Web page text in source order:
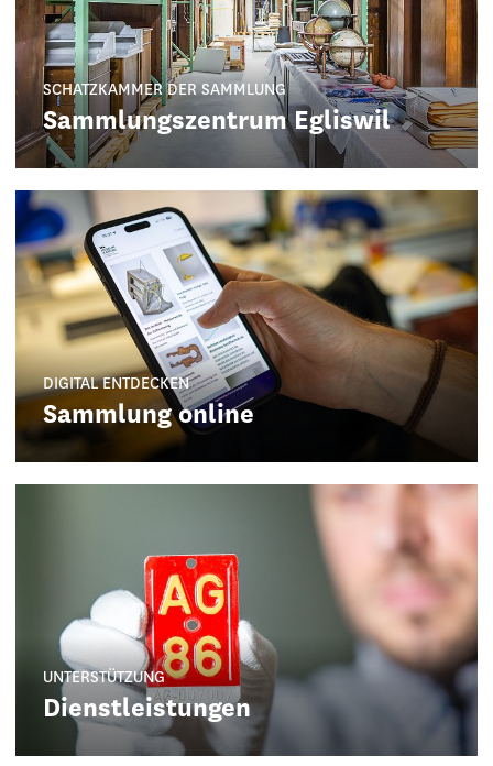
SCHATZKAMMER DER SAMMLUNG
Sammlungszentrum Egliswil
DIGITAL ENTDECKEN
Sammlung online
UNTERSTÜTZUNG
Dienstleistungen